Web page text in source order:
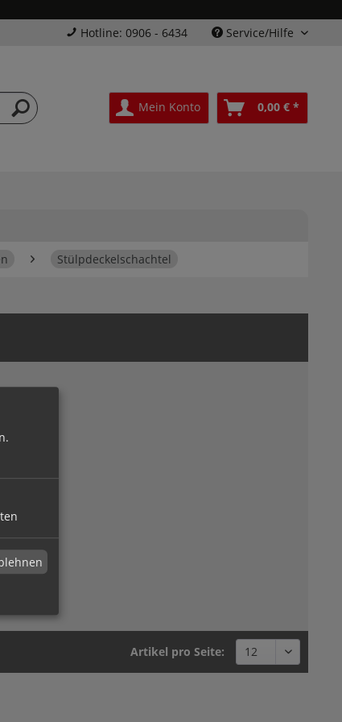
Hotline: 0906 - 6434 Service/Hilfe
Mein Konto 0,00 € *
Stülpdeckelschachtel
Artikel pro Seite: